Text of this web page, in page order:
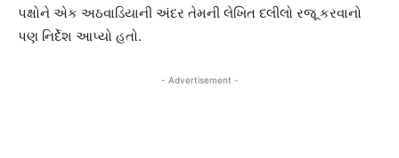
પક્ષોને એક અઠવાડિયાની અંદર તેમની લેખિત દલીલો રજૂ કરવાનો
પણ નિર્દેશ આપ્યો હતો.
- Advertisement -